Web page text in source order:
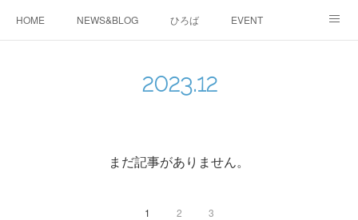
HOME NEWS&BLOG ひろば EVENT
2023.12
まだ記事がありません。
1 2 3